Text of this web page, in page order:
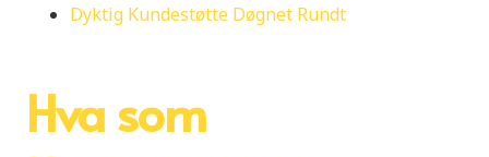
Dyktig Kundestøtte Døgnet Rundt
Hva som